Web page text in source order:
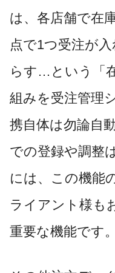
は、各店舗で在
点で1つ受注が
らす…という「
組みを受注管理
携自体は勿論自
での登録や調整
には、この機能
ライアント様も
重要な機能です。